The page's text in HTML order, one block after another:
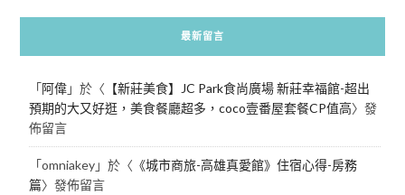
最新留言
「阿偉」於〈 【新莊美食】JC Park食尚廣場 新莊幸福館-超出
預期的大又好逛，美食餐廳超多，coco壹番屋套餐CP值高〉發
佈留言
「omniakey」於〈 《城市商旅-高雄真愛館》住宿心得-房務
篇〉發佈留言